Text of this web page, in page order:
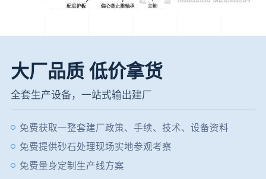
大厂品质 低价拿货
全套生产设备，一站式输出建厂
免费获取一整套建厂政策、手续、技术、设备资料
免费提供砂石处理现场实地参观考察
免费量身定制生产线方案